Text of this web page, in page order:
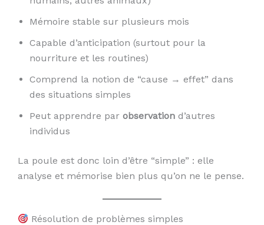
Mémoire stable sur plusieurs mois
Capable d’anticipation (surtout pour la
nourriture et les routines)
Comprend la notion de “cause → effet” dans
des situations simples
Peut apprendre par observation d’autres
individus
La poule est donc loin d’être “simple” : elle
analyse et mémorise bien plus qu’on ne le pense.
Résolution de problèmes simples